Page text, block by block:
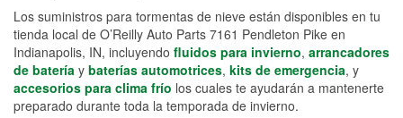
Los suministros para tormentas de nieve están disponibles en tu
tienda local de O’Reilly Auto Parts 7161 Pendleton Pike en
Indianapolis, IN, incluyendo fluidos para invierno, arrancadores
de batería y baterías automotrices, kits de emergencia, y
accesorios para clima frío los cuales te ayudarán a mantenerte
preparado durante toda la temporada de invierno.